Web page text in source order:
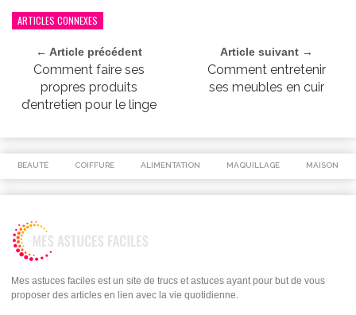
ARTICLES CONNEXES
← Article précédent
Comment faire ses
propres produits
d’entretien pour le linge
Article suivant →
Comment entretenir
ses meubles en cuir
BEAUTÉ COIFFURE ALIMENTATION MAQUILLAGE MAISON
Mes astuces faciles est un site de trucs et astuces ayant pour but de vous
proposer des articles en lien avec la vie quotidienne.